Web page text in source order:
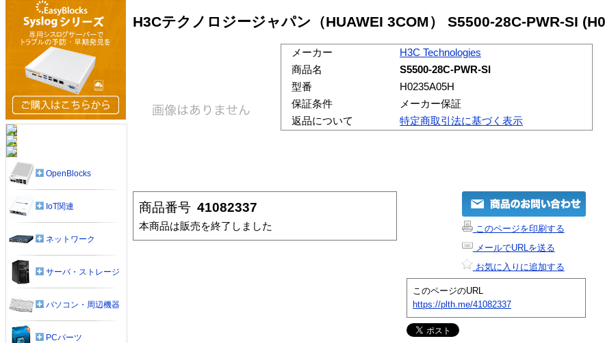
H3Cテクノロジージャパン（HUAWEI 3COM） S5500-28C-PWR-SI
メーカー
H3C Technologies
商品名
S5500-28C-PWR-SI
型番
H0235A05H
保証条件
メーカー保証
返品について
特定商取引法に基づく表示
商品番号 41082337
本商品は販売を終了しました
このページを印刷する
メールでURLを送る
お気に入りに追加する
このページのURL
https://plth.me/41082337
OpenBlocks
IoT関連
ネットワーク
サーバ・ストレージ
パソコン・周辺機器
PCパーツ